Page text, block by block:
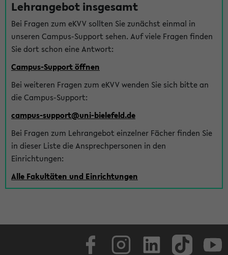
Lehrangebot insgesamt
Bei Fragen zum eKVV sollten Sie zunächst einmal in
unseren Campus-Support sehen. Auf viele Fragen finden
Sie dort schon eine Antwort:
Campus-Support öffnen
Bei weiteren Fragen zum eKVV wenden Sie sich bitte an
die Campus-Support:
campus-support@uni-bielefeld.de
Bei Fragen zum Lehrangebot einzelner Fächer finden Sie
in dieser Liste die Ansprechpersonen in den
Einrichtungen:
Alle Fakultäten und Einrichtungen